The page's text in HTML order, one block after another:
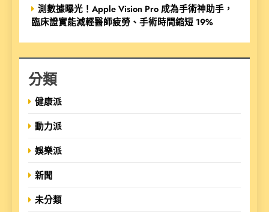
測數據曝光！Apple Vision Pro 成為手術神助手，
臨床證實能減輕醫師疲勞、手術時間縮短 19%
分類
健康派
動力派
娛樂派
新聞
未分類